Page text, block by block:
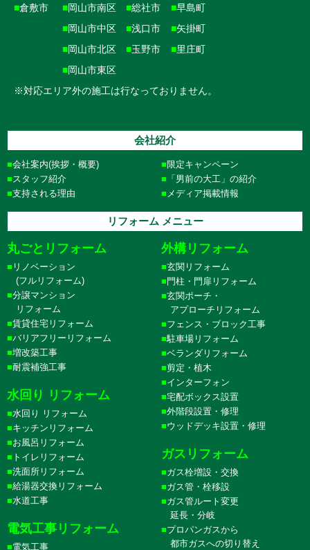
■倉敷市 ■岡山市南区
■岡山市中区
■岡山市北区
■岡山市東区
■総社市
■浅口市
■玉野市
■早島町
■矢掛町
■里庄町
※対応エリア外の施工は行なっておりません。
会社紹介
会社案内(挨拶・概要)
スタッフ紹介
支持される理由
限定キャンペーン
「男前の大工」の紹介
メディア掲載情報
リフォーム メニュー
丸ごとリフォーム
リノベーション
(フルリフォーム)
分譲マンション
リフォーム
賃貸住宅リフォーム
バリアフリーリフォーム
増改築工事
耐震補強工事
水回り リフォーム
水回り リフォーム
キッチンリフォーム
お風呂リフォーム
トイレリフォーム
洗面所リフォーム
給湯器交換リフォーム
水道工事
電気工事リフォーム
電気工事
外構リフォーム
玄関リフォーム
門柱・門扉リフォーム
玄関ポーチ・
アプローチリフォーム
フェンス・ブロック工事
駐車場リフォーム
ベランダリフォーム
剪定・植木
インターフォン
宅配ボックス設置
外階段設置・修理
ウッドデッキ設置・修理
ガスリフォーム
ガス栓増設・交換
ガス管・栓移設
ガス管ルート変更
延長・分岐
プロパンガスから
都市ガスへの切り替え